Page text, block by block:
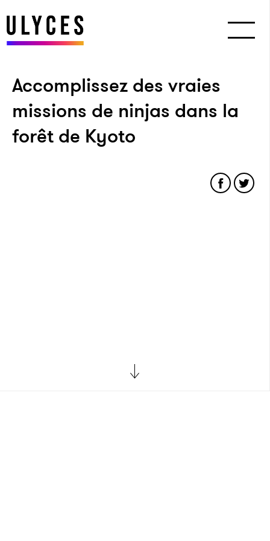
Accomplissez des vraies
missions de ninjas dans la
forêt de Kyoto